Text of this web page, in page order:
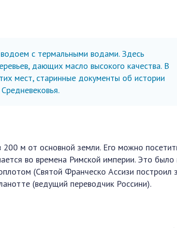
с термальными водами. Здесь
дающих масло высокого качества. В
мест, старинные документы об истории
м от основной земли. Его можно
во времена Римской империи. Это было
(Святой Франческо Ассизи построил
(ведущий переводчик Россини).